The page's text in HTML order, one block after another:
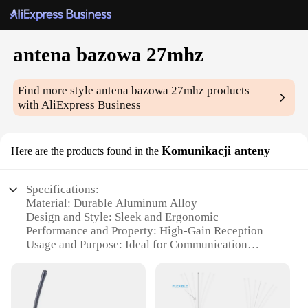
antena bazowa 27mhz
Find more styleantena bazowa 27mhz products
with AliExpress Business
Here are the products found in the Komunikacji anteny
Specifications:
Material: Durable Aluminum Alloy
Design and Style: Sleek and Ergonomic
Performance and Property: High-Gain Reception
Usage and Purpose: Ideal for Communication
Typical Adaptive Scenario: Suitable for Various
Environments
Shape or Size or Weight or Quantity: Compact and